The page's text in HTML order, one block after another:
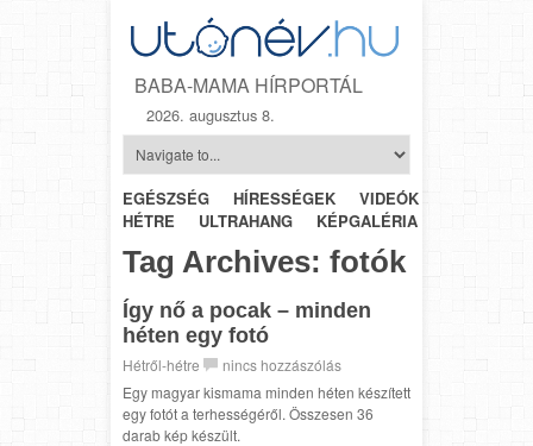
BABA-MAMA HÍRPORTÁL
2026. augusztus 8.
EGÉSZSÉG HÍRESSÉGEK VIDEÓK
HÉTRŐL-
HÉTRE
ULTRAHANG KÉPGALÉRIA
Tag Archives: fotók
Így nő a pocak – minden
héten egy fotó
Hétről-hétre
nincs hozzászólás
Egy magyar kismama minden héten készített
egy fotót a terhességéről. Összesen 36
darab kép készült.